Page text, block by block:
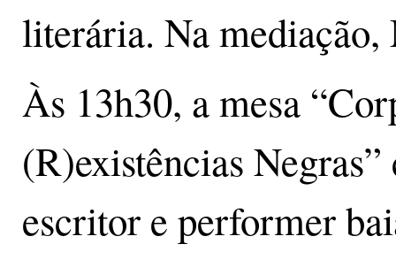
literária. Na
Às 13h30, a mesa
(R)existências
escritor e performer